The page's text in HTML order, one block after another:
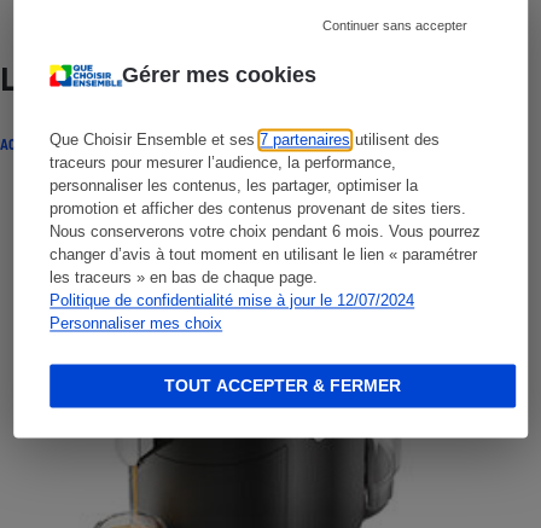
Gérer mes cookies
Que Choisir Ensemble et ses7 partenaires utilisent des
traceurs pour mesurer l’audience, la performance,
personnaliser les contenus, les partager, optimiser la
promotion et afficher des contenus provenant de sites tiers.
Nous conserverons votre choix pendant 6 mois. Vous pourrez
changer d’avis à tout moment en utilisant le lien « paramétrer
les traceurs » en bas de chaque page.
Politique de confidentialité mise à jour le 12/07/2024
Personnaliser mes choix
Continuer sans accepter
TOUT ACCEPTER & FERMER
Lire aussi
ACTUALITÉ